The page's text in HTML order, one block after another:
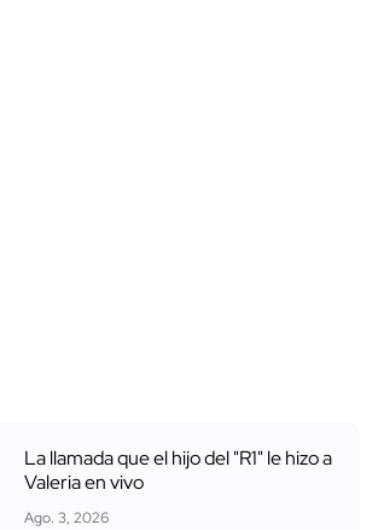
La llamada que el hijo del "R1" le hizo a
Valeria en vivo
Ago. 3, 2026